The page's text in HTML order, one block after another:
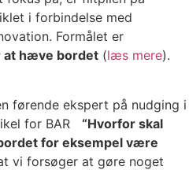
i forbindelse med
Formålet er
at hæve bordet (læs mere).
førende ekspert på nudging i
for BAR “Hvorfor skal
for eksempel være
vi forsøger at gøre noget